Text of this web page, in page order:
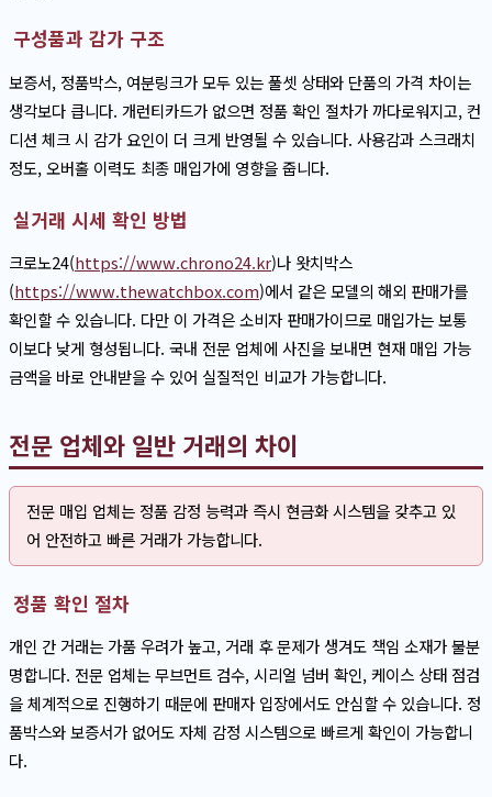
구성품과 감가 구조
보증서, 정품박스, 여분링크가 모두 있는 풀셋 상태와 단품의 가격 차이는
생각보다 큽니다. 개런티카드가 없으면 정품 확인 절차가 까다로워지고, 컨
디션 체크 시 감가 요인이 더 크게 반영될 수 있습니다. 사용감과 스크래치
정도, 오버홀 이력도 최종 매입가에 영향을 줍니다.
실거래 시세 확인 방법
크로노24(https://www.chrono24.kr)나 왓치박스
(https://www.thewatchbox.com)에서 같은 모델의 해외 판매가를
확인할 수 있습니다. 다만 이 가격은 소비자 판매가이므로 매입가는 보통
이보다 낮게 형성됩니다. 국내 전문 업체에 사진을 보내면 현재 매입 가능
금액을 바로 안내받을 수 있어 실질적인 비교가 가능합니다.
전문 업체와 일반 거래의 차이
전문 매입 업체는 정품 감정 능력과 즉시 현금화 시스템을 갖추고 있
어 안전하고 빠른 거래가 가능합니다.
정품 확인 절차
개인 간 거래는 가품 우려가 높고, 거래 후 문제가 생겨도 책임 소재가 불분
명합니다. 전문 업체는 무브먼트 검수, 시리얼 넘버 확인, 케이스 상태 점검
을 체계적으로 진행하기 때문에 판매자 입장에서도 안심할 수 있습니다. 정
품박스와 보증서가 없어도 자체 감정 시스템으로 빠르게 확인이 가능합니
다.